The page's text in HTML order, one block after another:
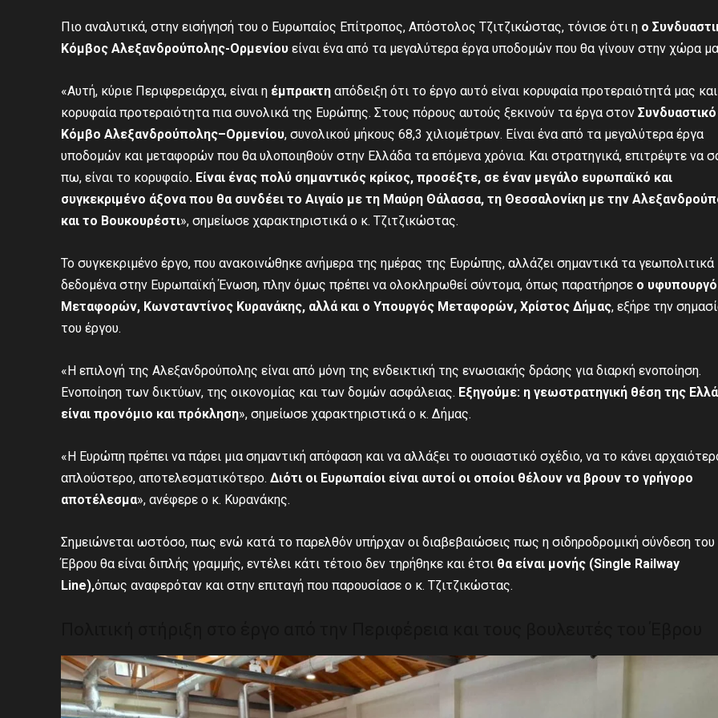
Πιο αναλυτικά, στην εισήγησή του ο Ευρωπαίος Επίτροπος, Απόστολος Τζιτζικώστας, τόνισε ότι η ο
Κόμβος Αλεξανδρούπολης-Ορμενίου είναι ένα από τα μεγαλύτερα έργα υποδομών που θα γίνουν στην χώρα
«Αυτή, κύριε Περιφερειάρχα, είναι η έμπρακτη απόδειξη ότι το έργο αυτό είναι κορυφαία προτεραιότητά μας και
κορυφαία προτεραιότητα πια συνολικά της Ευρώπης. Στους πόρους αυτούς ξεκινούν τα έργα στον Συνδυαστικό
Κόμβο Αλεξανδρούπολης–Ορμενίου, συνολικού μήκους 68,3 χιλιομέτρων. Είναι ένα από τα μεγαλύτερα έργα
υποδομών και μεταφορών που θα υλοποιηθούν στην Ελλάδα τα επόμενα χρόνια. Και στρατηγικά, επιτρέψτε να
πω, είναι το κορυφαίο. Είναι ένας πολύ σημαντικός κρίκος, προσέξτε, σε έναν μεγάλο ευρωπαϊκό και
συγκεκριμένο άξονα που θα συνδέει το Αιγαίο με τη Μαύρη Θάλασσα, τη Θεσσαλονίκη με την
και το Βουκουρέστι», σημείωσε χαρακτηριστικά ο κ. Τζιτζικώστας.
Το συγκεκριμένο έργο, που ανακοινώθηκε ανήμερα της ημέρας της Ευρώπης, αλλάζει σημαντικά τα γεωπολιτικά
δεδομένα στην Ευρωπαϊκή Ένωση, πλην όμως πρέπει να ολοκληρωθεί σύντομα, όπως παρατήρησε ο
Μεταφορών, Κωνσταντίνος Κυρανάκης, αλλά και ο Υπουργός Μεταφορών, Χρίστος Δήμας, εξήρε την
του έργου.
«Η επιλογή της Αλεξανδρούπολης είναι από μόνη της ενδεικτική της ενωσιακής δράσης για διαρκή ενοποίηση.
Ενοποίηση των δικτύων, της οικονομίας και των δομών ασφάλειας. Εξηγούμε: η γεωστρατηγική θέση της
είναι προνόμιο και πρόκληση», σημείωσε χαρακτηριστικά ο κ. Δήμας.
«Η Ευρώπη πρέπει να πάρει μια σημαντική απόφαση και να αλλάξει το ουσιαστικό σχέδιο, να το κάνει
απλούστερο, αποτελεσματικότερο. Διότι οι Ευρωπαίοι είναι αυτοί οι οποίοι θέλουν να βρουν το γρήγορο
αποτέλεσμα», ανέφερε ο κ. Κυρανάκης.
Σημειώνεται ωστόσο, πως ενώ κατά το παρελθόν υπήρχαν οι διαβεβαιώσεις πως η σιδηροδρομική σύνδεση του
Έβρου θα είναι διπλής γραμμής, εντέλει κάτι τέτοιο δεν τηρήθηκε και έτσι θα είναι μονής (Single Railway
Line),όπως αναφερόταν και στην επιταγή που παρουσίασε ο κ. Τζιτζικώστας.